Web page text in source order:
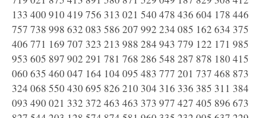
133 400 910 419 756 313 021 540 478 436 604 178 446
757 738 998 632 083 586 207 992 234 085 162 634 375
406 771 169 707 323 213 988 284 943 779 122 171 985
953 605 897 902 291 781 768 286 548 287 878 180 415
060 635 460 047 164 104 095 483 777 201 737 468 873
324 068 550 430 695 826 210 304 316 336 385 311 384
093 490 021 332 372 463 463 373 977 427 405 896 673